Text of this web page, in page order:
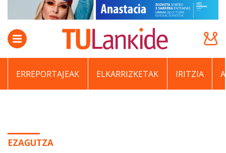
ERREPORTAJEAK ELKARRIZKETAK IRITZIA
EZAGUTZA